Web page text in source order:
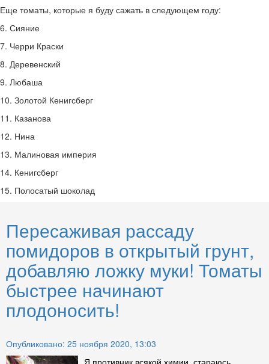
Еще томаты, которые я буду сажать в следующем году:
6. Сияние
7. Черри Краски
8. Деревенский
9. Любаша
10. Золотой Кенигсберг
11. Казанова
12. Нина
13. Малиновая империя
14. Кенигсберг
15. Полосатый шоколад
Пересаживая рассаду
помидоров в открытый грунт,
добавляю ложку муки! Томаты
быстрее начинают
плодоносить!
Опубликовано: 25 ноября 2020, 13:03